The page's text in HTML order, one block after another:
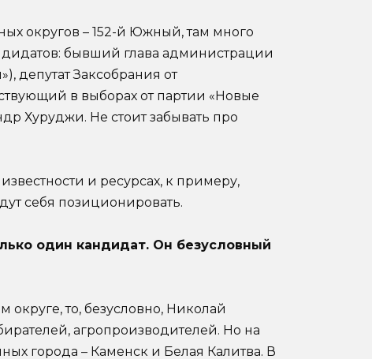
округов – 152-й Южный, там много
бывший глава администрации
депутат Заксобрания от
в выборах от партии «Новые
Хуруджи. Не стоит забывать про
и ресурсах, к примеру,
себя позиционировать.
один кандидат. Он безусловный
округе, то, безусловно, Николай
агропроизводителей. Но на
города – Каменск и Белая Калитва. В